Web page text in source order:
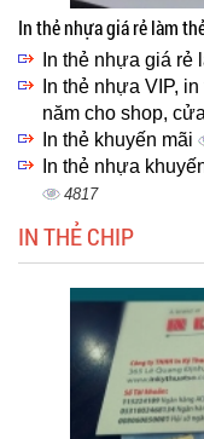
In thẻ nhựa giá rẻ làm
In thẻ nhựa giá rẻ
In thẻ nhựa VIP,
năm cho shop,
In thẻ khuyến mãi
In thẻ nhựa
4817
IN THẺ CHIP